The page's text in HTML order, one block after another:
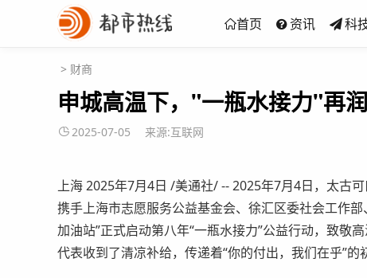
首页 资讯 科
> 财商
申城高温下，"一瓶水接力"再
2025-07-05 来源:互联网
上海 2025年7月4日 /美通社/ -- 2025年7月4日，太古
携手上海市志愿服务公益基金会、徐汇区委社会工作
加油站”正式启动第八年“一瓶水接力”公益行动，致敬
代表收到了清凉补给，传递着“你的付出，我们在乎”的